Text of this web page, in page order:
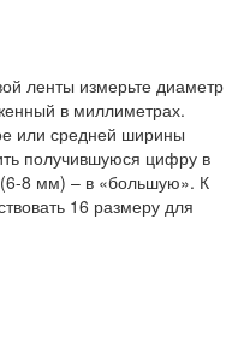
ленты измерьте диаметр
в миллиметрах.
или средней ширины
получившуюся цифру в
8 мм) – в «большую». К
16 размеру для